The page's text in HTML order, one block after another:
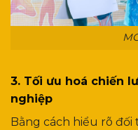
3. Tối ưu hoá chiến
nghiệp
Bằng cách hiểu rõ